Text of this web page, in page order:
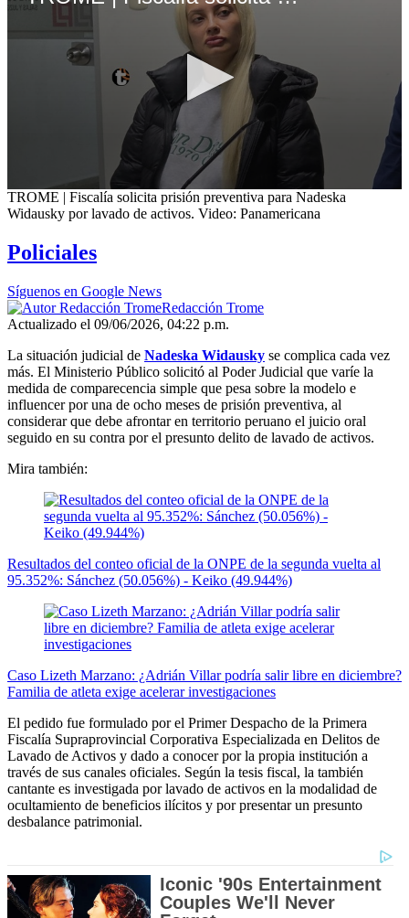
0
seconds
seconds
TROME | Fiscalía solicita prisión preventiva para Nadeska
Widausky por lavado de activos. Video: Panamericana
Policiales
Síguenos en Google News
Redacción Trome
Actualizado el 09/06/2026, 04:22 p.m.
La situación judicial de Nadeska Widausky se complica cada vez
más. El Ministerio Público solicitó al Poder Judicial que varíe la
medida de comparecencia simple que pesa sobre la modelo e
influencer por una de ocho meses de prisión preventiva, al
considerar que debe afrontar en territorio peruano el juicio oral
seguido en su contra por el presunto delito de lavado de activos.
Mira también:
Resultados del conteo oficial de la ONPE de la segunda vuelta al
95.352%: Sánchez (50.056%) - Keiko (49.944%)
Caso Lizeth Marzano: ¿Adrián Villar podría salir libre en diciembre?
Familia de atleta exige acelerar investigaciones
El pedido fue formulado por el Primer Despacho de la Primera
Fiscalía Supraprovincial Corporativa Especializada en Delitos de
Lavado de Activos y dado a conocer por la propia institución a
través de sus canales oficiales. Según la tesis fiscal, la también
cantante es investigada por lavado de activos en la modalidad de
ocultamiento de beneficios ilícitos y por presentar un presunto
desbalance patrimonial.